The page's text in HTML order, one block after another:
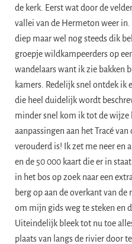
de kerk. Eerst wat door de
vallei van de Hermeton weer
diep maar wel nog steeds dik
groepje wildkampeerders op
wandelaars want ik zie bakken
kamers. Redelijk snel ontdek ik
die heel duidelijk wordt
minder snel kom ik tot de wijze
aanpassingen aan het Tracé
verouderd is! Ik zet me neer en
en de 50 000 kaart die er in
in het bos op zoek naar een
berg op aan de overkant van
om mijn gids weg te steken en
Uiteindelijk bleek tot nu toe
plaats van langs de rivier door